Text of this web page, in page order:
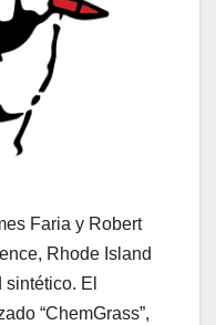
Faria y Robert
Rhode Island
El
“ChemGrass”,